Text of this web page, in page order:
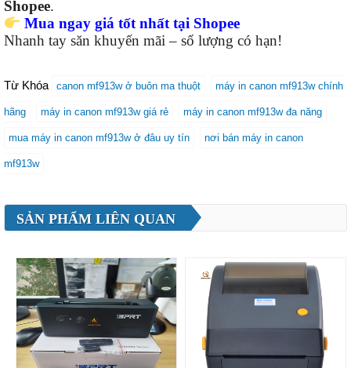
Shopee.
Mua ngay giá tốt nhất tại Shopee
Nhanh tay săn khuyến mãi – số lượng có hạn!
Từ Khóa canon mf913w ở buôn ma thuột máy in canon mf913w chính
hãng máy in canon mf913w giá rẻ máy in canon mf913w đa năng
mua máy in canon mf913w ở đâu uy tín nơi bán máy in canon
mf913w
SẢN PHẨM LIÊN QUAN